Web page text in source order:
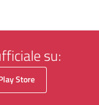
su:
Store